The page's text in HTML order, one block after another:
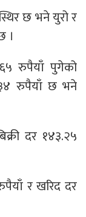
छ भने युरो र
।
रुपैयाँ पुगेको
रुपैयाँ छ भने
दर १४३.२५
र खरिद दर